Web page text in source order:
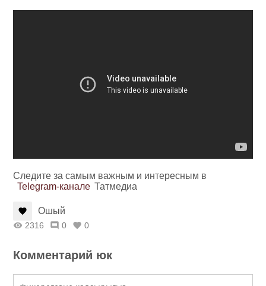
Следите за самым важным и интересным в
Telegram-канале Татмедиа
Ошый
2316 0 0
Комментарий юк